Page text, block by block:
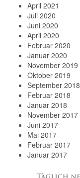
April 2021
Juli 2020
Juni 2020
April 2020
Februar 2020
Januar 2020
November 2019
Oktober 2019
September 2018
Februar 2018
Januar 2018
November 2017
Juni 2017
Mai 2017
Februar 2017
Januar 2017